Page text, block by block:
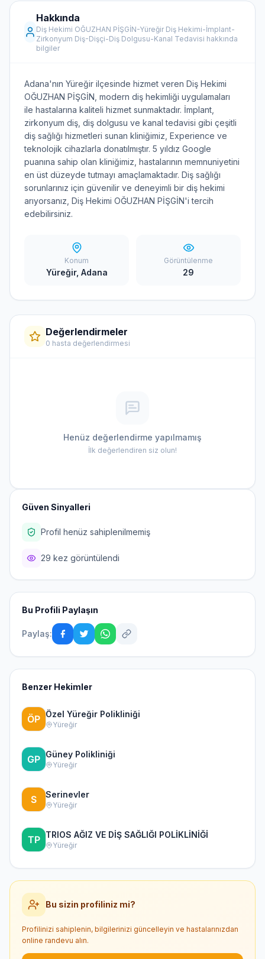
Hakkında
Diş Hekimi OĞUZHAN PİŞGİN-Yüreğir Diş Hekimi-İmplant-
Zirkonyum Diş-Dişçi-Diş Dolgusu-Kanal Tedavisi hakkında
bilgiler
Adana'nın Yüreğir ilçesinde hizmet veren Diş Hekimi
OĞUZHAN PİŞGİN, modern diş hekimliği uygulamaları
ile hastalarına kaliteli hizmet sunmaktadır. İmplant,
zirkonyum diş, diş dolgusu ve kanal tedavisi gibi çeşitli
diş sağlığı hizmetleri sunan kliniğimiz, Experience ve
teknolojik cihazlarla donatılmıştır. 5 yıldız Google
puanına sahip olan kliniğimiz, hastalarının memnuniyetini
en üst düzeyde tutmayı amaçlamaktadır. Diş sağlığı
sorunlarınız için güvenilir ve deneyimli bir diş hekimi
arıyorsanız, Diş Hekimi OĞUZHAN PİŞGİN'i tercih
edebilirsiniz.
Konum
Yüreğir, Adana
Görüntülenme
29
Değerlendirmeler
0 hasta değerlendirmesi
Henüz değerlendirme yapılmamış
İlk değerlendiren siz olun!
Güven Sinyalleri
Profil henüz sahiplenilmemiş
29 kez görüntülendi
Bu Profili Paylaşın
Paylaş:
Benzer Hekimler
Özel Yüreğir Polikliniği
Yüreğir
Güney Polikliniği
Yüreğir
Serinevler
Yüreğir
TRIOS AĞIZ VE DİŞ SAĞLIĞI POLİKLİNİĞİ
Yüreğir
Bu sizin profiliniz mi?
Profilinizi sahiplenin, bilgilerinizi güncelleyin ve hastalarınızdan
online randevu alın.